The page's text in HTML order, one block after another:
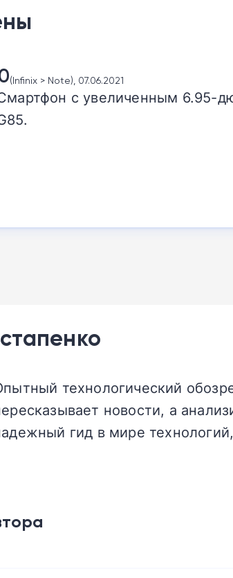
(Infinix > Note), 07.06.2021
с увеличенным 6.95-
технологический
новости, а
гид в мире